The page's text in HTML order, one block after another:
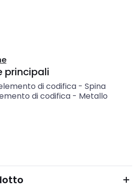
principali
di codifica- Spina
di codifica- Metallo